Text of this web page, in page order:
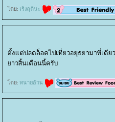
ดย: เริงฤดีนะ
ตั้งแต่ปลดล็อคไปเที่ยวอยุธยามาที่เดี
าวสิ้นเดือนนี้ครับ
ดย: ทนายอ้วน